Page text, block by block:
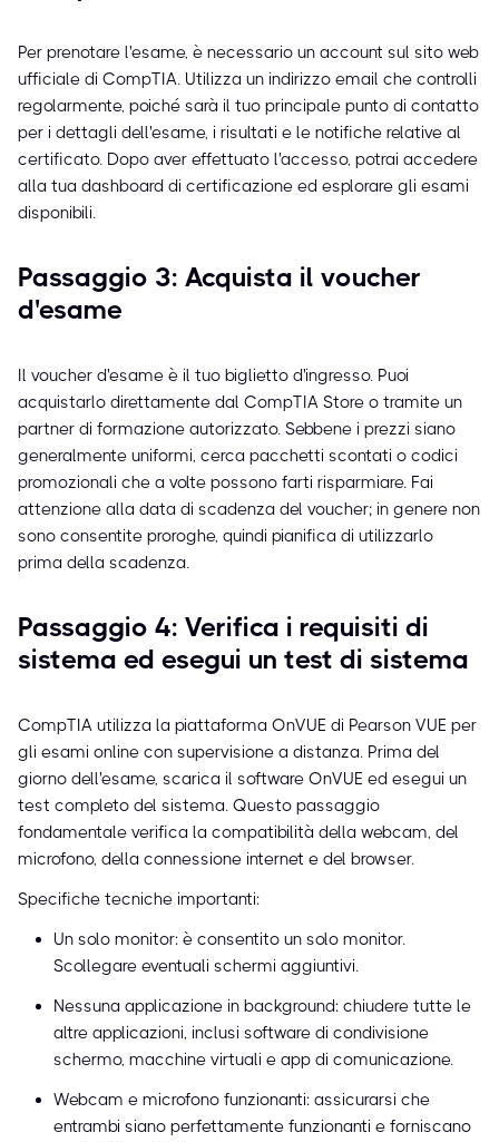
Per prenotare l'esame, è necessario un account sul sito web
ufficiale di CompTIA. Utilizza un indirizzo email che controlli
regolarmente, poiché sarà il tuo principale punto di contatto
per i dettagli dell'esame, i risultati e le notifiche relative al
certificato. Dopo aver effettuato l'accesso, potrai accedere
alla tua dashboard di certificazione ed esplorare gli esami
disponibili.
Passaggio 3: Acquista il voucher
d'esame
Il voucher d'esame è il tuo biglietto d'ingresso. Puoi
acquistarlo direttamente dal CompTIA Store o tramite un
partner di formazione autorizzato. Sebbene i prezzi siano
generalmente uniformi, cerca pacchetti scontati o codici
promozionali che a volte possono farti risparmiare. Fai
attenzione alla data di scadenza del voucher; in genere non
sono consentite proroghe, quindi pianifica di utilizzarlo
prima della scadenza.
Passaggio 4: Verifica i requisiti di
sistema ed esegui un test di sistema
CompTIA utilizza la piattaforma OnVUE di Pearson VUE per
gli esami online con supervisione a distanza. Prima del
giorno dell'esame, scarica il software OnVUE ed esegui un
test completo del sistema. Questo passaggio
fondamentale verifica la compatibilità della webcam, del
microfono, della connessione internet e del browser.
Specifiche tecniche importanti:
Un solo monitor: è consentito un solo monitor.
Scollegare eventuali schermi aggiuntivi.
Nessuna applicazione in background: chiudere tutte le
altre applicazioni, inclusi software di condivisione
schermo, macchine virtuali e app di comunicazione.
Webcam e microfono funzionanti: assicurarsi che
entrambi siano perfettamente funzionanti e forniscano